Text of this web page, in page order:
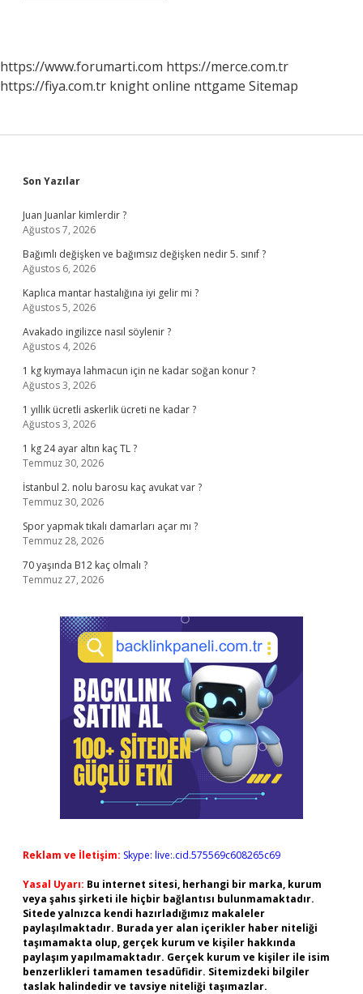
https://www.forumarti.com https://merce.com.tr
https://fiya.com.tr knight online nttgame Sitemap
Sidebar
Son Yazılar
Juan Juanlar kimlerdir ?
Ağustos 7, 2026
Bağımlı değişken ve bağımsız değişken nedir 5. sınıf ?
Ağustos 6, 2026
Kaplıca mantar hastalığına iyi gelir mi ?
Ağustos 5, 2026
Avakado ingilizce nasıl söylenir ?
Ağustos 4, 2026
1 kg kıymaya lahmacun için ne kadar soğan konur ?
Ağustos 3, 2026
1 yıllık ücretli askerlik ücreti ne kadar ?
Ağustos 3, 2026
1 kg 24 ayar altın kaç TL ?
Temmuz 30, 2026
İstanbul 2. nolu barosu kaç avukat var ?
Temmuz 30, 2026
Spor yapmak tıkalı damarları açar mı ?
Temmuz 28, 2026
70 yaşında B12 kaç olmalı ?
Temmuz 27, 2026
Reklam ve İletişim: Skype: live:.cid.575569c608265c69
Yasal Uyarı: Bu internet sitesi, herhangi bir marka, kurum
veya şahıs şirketi ile hiçbir bağlantısı bulunmamaktadır.
Sitede yalnızca kendi hazırladığımız makaleler
paylaşılmaktadır. Burada yer alan içerikler haber niteliği
taşımamakta olup, gerçek kurum ve kişiler hakkında
paylaşım yapılmamaktadır. Gerçek kurum ve kişiler ile isim
benzerlikleri tamamen tesadüfidir. Sitemizdeki bilgiler
taslak halindedir ve tavsiye niteliği taşımazlar.